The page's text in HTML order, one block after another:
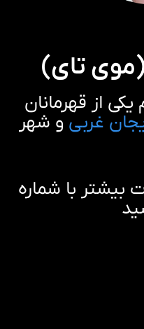
تای)
از قهرمانان
غربی و شهر
با شماره